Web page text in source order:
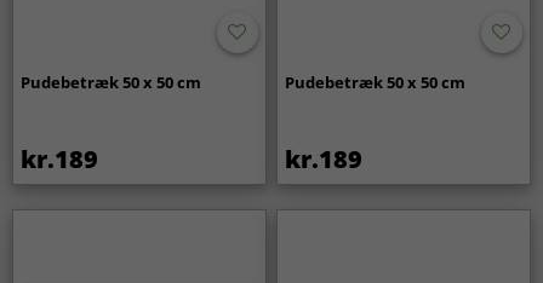
Pudebetræk 50 x 50 cm
kr.189
Pudebetræk 50 x 50 cm
kr.189